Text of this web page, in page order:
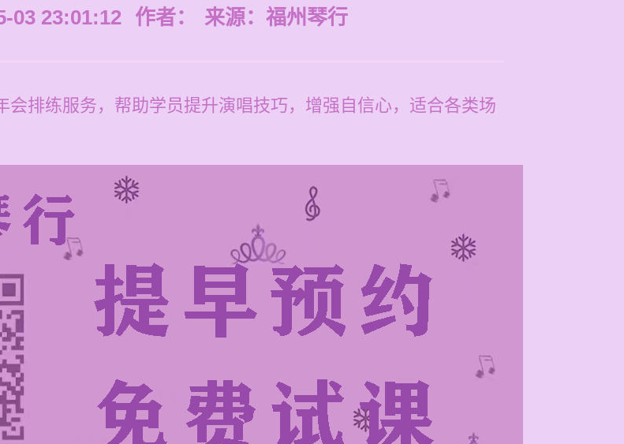
03 23:01:12 作者： 来源： 福州琴行
排练服务，帮助学员提升演唱技巧，增强自信心，适合各类场